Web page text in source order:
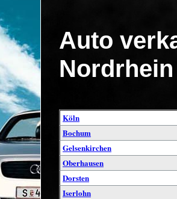
Auto
Köln
Bochum
Gelsenkirchen
Oberhausen
Dorsten
Iserlohn